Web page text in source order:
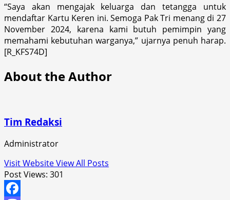
“Saya akan mengajak keluarga dan tetangga untuk
mendaftar Kartu Keren ini. Semoga Pak Tri menang di 27
November 2024, karena kami butuh pemimpin yang
memahami kebutuhan warganya,” ujarnya penuh harap.
[R_KFS74D]
About the Author
Tim Redaksi
Administrator
Visit WebsiteView All Posts
Post Views: 301